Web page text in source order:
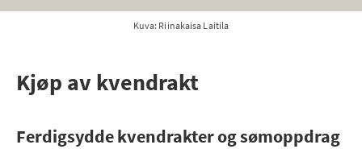
Kuva: Riinakaisa Laitila
Kjøp av kvendrakt
Ferdigsydde kvendrakter og sømoppdrag